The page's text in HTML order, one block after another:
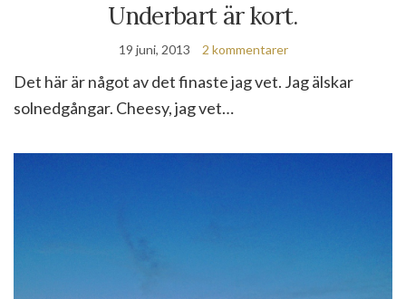
Underbart är kort.
19 juni, 2013 2 kommentarer
Det här är något av det finaste jag vet. Jag älskar
solnedgångar. Cheesy, jag vet…